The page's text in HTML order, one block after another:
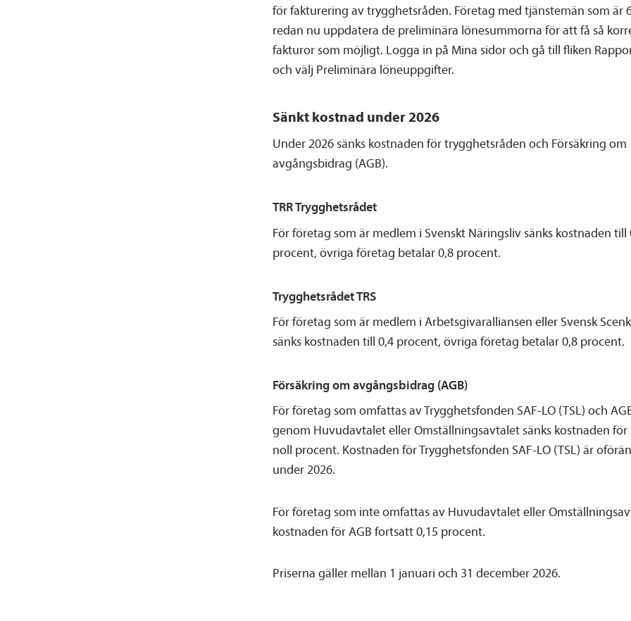
för fakturering av trygghetsråden. Företag med tjänste­män som är
redan nu uppdatera de preliminära lönesummorna för att få så
fakturor som möjligt. Logga in på Mina sidor och gå till fliken
och välj Preliminära löneuppgifter.
Sänkt kostnad under 2026
Under 2026 sänks kostnaden för trygghetsråden och Försäkring om
avgångsbidrag (AGB).
TRR Trygghetsrådet
För företag som är medlem i Svenskt Näringsliv sänks kostnaden till
procent, övriga företag betalar 0,8 procent.
Trygghetsrådet TRS
För företag som är medlem i Arbetsgivaralliansen eller Svensk
sänks kostnaden till 0,4 procent, övriga företag betalar 0,8 procent.
Försäkring om avgångsbidrag (AGB)
För företag som omfattas av Trygghetsfonden SAF-LO (TSL) och
genom Huvud­avtalet eller Omställnings­avtalet sänks kostnaden för
noll procent. Kostnaden för Trygghetsfonden SAF-LO (TSL) är
under 2026.
För företag som inte omfattas av Huvud­avtalet eller
kostnaden för AGB fortsatt 0,15 procent.
Priserna gäller mellan 1 januari och 31 december 2026.